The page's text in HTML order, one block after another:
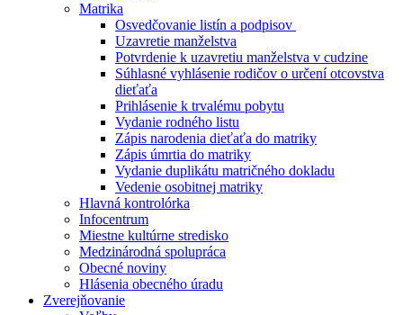
Matrika
Osvedčovanie listín a podpisov
Uzavretie manželstva
Potvrdenie k uzavretiu manželstva v cudzine
Súhlasné vyhlásenie rodičov o určení otcovstva
dieťaťa
Prihlásenie k trvalému pobytu
Vydanie rodného listu
Zápis narodenia dieťaťa do matriky
Zápis úmrtia do matriky
Vydanie duplikátu matričného dokladu
Vedenie osobitnej matriky
Hlavná kontrolórka
Infocentrum
Miestne kultúrne stredisko
Medzinárodná spolupráca
Obecné noviny
Hlásenia obecného úradu
Zverejňovanie